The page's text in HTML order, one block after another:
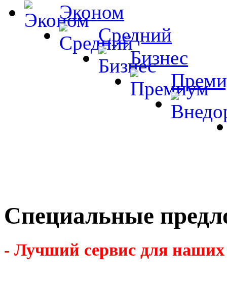
Эконом
Средний
Бизнес
Специальные
- Лучший сервис для наших